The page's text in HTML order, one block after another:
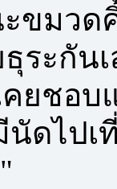
ขมวด
ระกัน
คยชอบ
ดไปเ